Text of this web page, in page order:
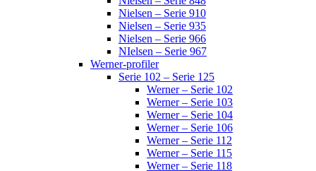
Nielsen – Serie 910
Nielsen – Serie 935
Nielsen – Serie 966
NIelsen – Serie 967
Werner-profiler
Serie 102 – Serie 125
Werner – Serie 102
Werner – Serie 103
Werner – Serie 104
Werner – Serie 106
Werner – Serie 112
Werner – Serie 115
Werner – Serie 118